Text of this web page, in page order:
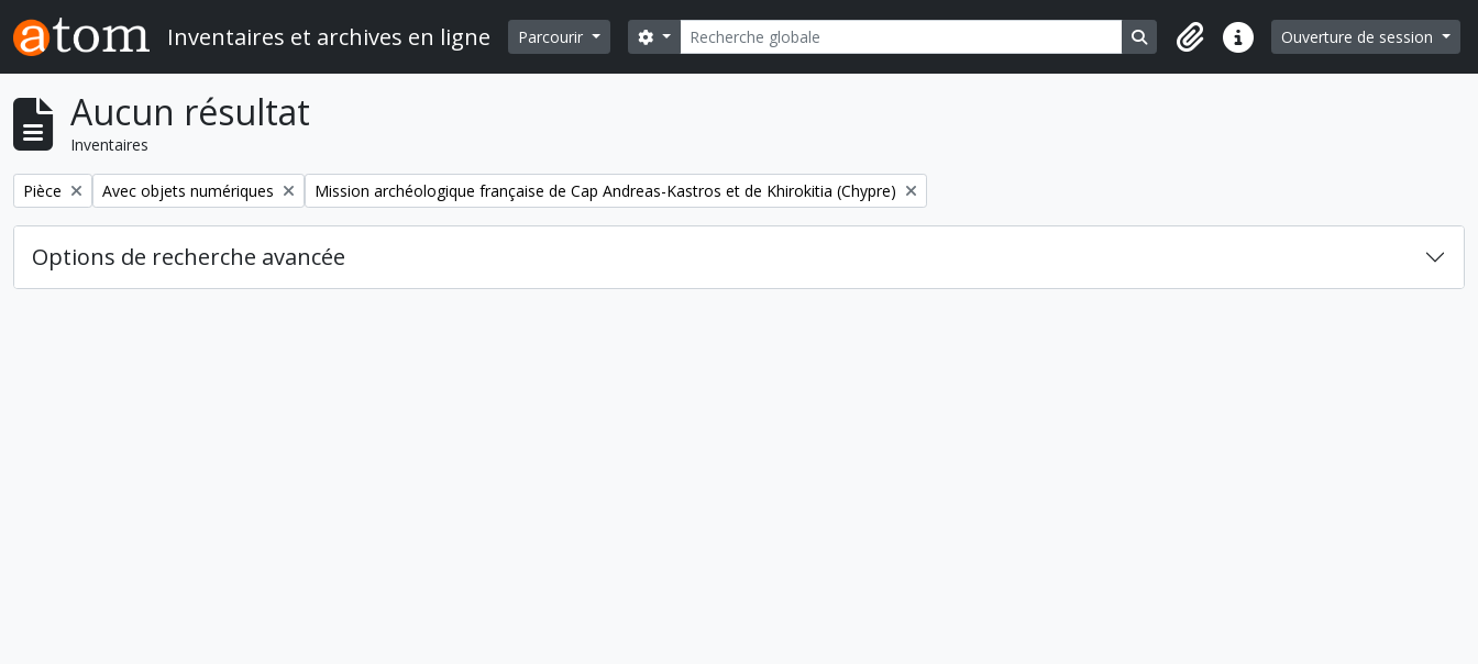
Skip to main content
Inventaires et archives en ligne Parcourir Rechercher
Search options Search in browse page
Liens rapidesOuverture de session
Aucun résultat
Inventaires
Remove filter:
Pièce Remove filter:
Avec objets numériques Remove filter:
Mission archéologique française de Cap Andreas-Kastros et de Khirokitia (Chypre)
Options de recherche avancée